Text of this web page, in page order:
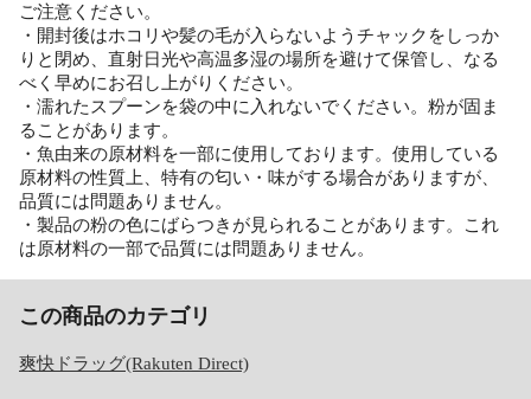
ご注意ください。
・開封後はホコリや髪の毛が入らないようチャックをしっか
りと閉め、直射日光や高温多湿の場所を避けて保管し、なる
べく早めにお召し上がりください。
・濡れたスプーンを袋の中に入れないでください。粉が固ま
ることがあります。
・魚由来の原材料を一部に使用しております。使用している
原材料の性質上、特有の匂い・味がする場合がありますが、
品質には問題ありません。
・製品の粉の色にばらつきが見られることがあります。これ
は原材料の一部で品質には問題ありません。
この商品のカテゴリ
爽快ドラッグ(Rakuten Direct)